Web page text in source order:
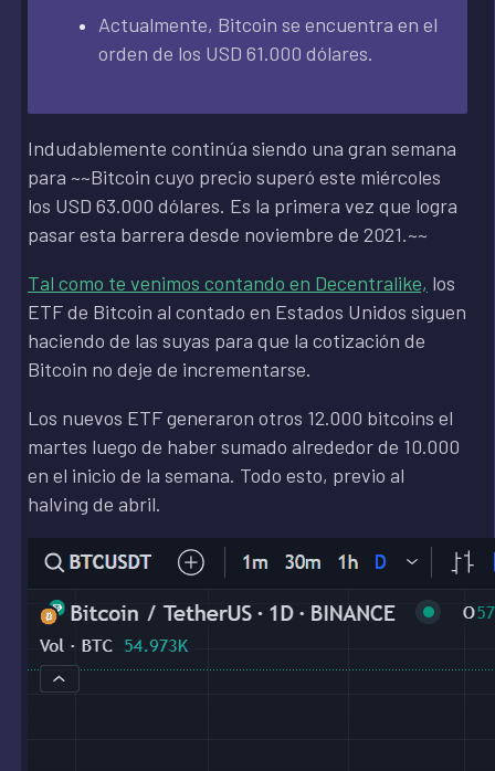
Actualmente, Bitcoin se encuentra en el
orden de los USD 61.000 dólares.
Indudablemente continúa siendo una gran semana
para ~~Bitcoin cuyo precio superó este miércoles
los USD 63.000 dólares. Es la primera vez que logra
pasar esta barrera desde noviembre de 2021.~~
Tal como te venimos contando en Decentralike, los
ETF de Bitcoin al contado en Estados Unidos siguen
haciendo de las suyas para que la cotización de
Bitcoin no deje de incrementarse.
Los nuevos ETF generaron otros 12.000 bitcoins el
martes luego de haber sumado alrededor de 10.000
en el inicio de la semana. Todo esto, previo al
halving de abril.